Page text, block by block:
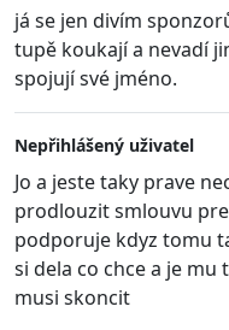
já se jen divím
tupě koukají a nevadí
spojují své jméno.
Nepřihlášený uživatel
Jo a jeste taky prave
prodlouzit smlouvu
podporuje kdyz tomu
si dela co chce a je mu
musi skoncit